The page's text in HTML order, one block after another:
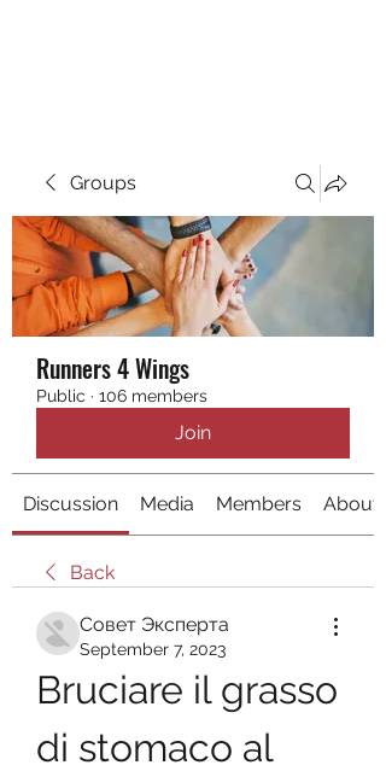
Groups
Runners 4 Wings
Public · 106 members
Join
Discussion Media Members About
Back
Совет Эксперта
September 7, 2023
Bruciare il grasso
di stomaco al